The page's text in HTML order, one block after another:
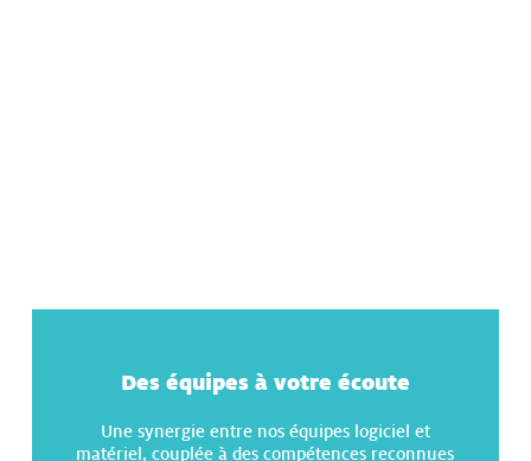
Des équipes à votre écoute
Une synergie entre nos équipes logiciel et
matériel, couplée à des compétences reconnues